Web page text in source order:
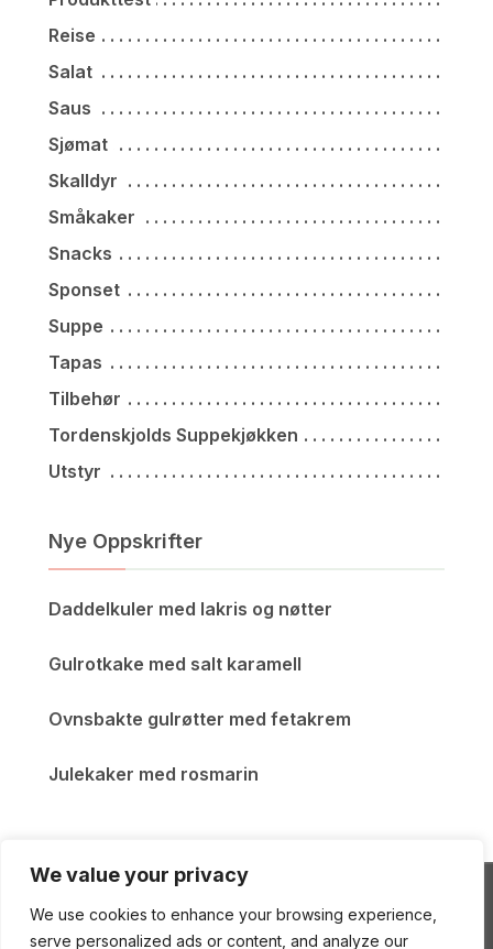
We value your privacy
We use cookies to enhance your browsing experience,
serve personalized ads or content, and analyze our
Reise
Salat
Saus
Sjømat
Skalldyr
Småkaker
Snacks
Sponset
Suppe
Tapas
Tilbehør
Tordenskjolds Suppekjøkken
Utstyr
Nye Oppskrifter
Daddelkuler med lakris og nøtter
Gulrotkake med salt karamell
Ovnsbakte gulrøtter med fetakrem
Julekaker med rosmarin
ENEstående Mat